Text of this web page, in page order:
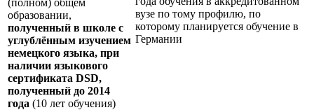
вузе по тому профилю, по
которому планируется обучение в
Германии
образовании,
полученный в школе с
углублённым изучением
немецкого языка, при
наличии языкового
сертификата DSD,
полученный до 2014
года (10 лет обучения)